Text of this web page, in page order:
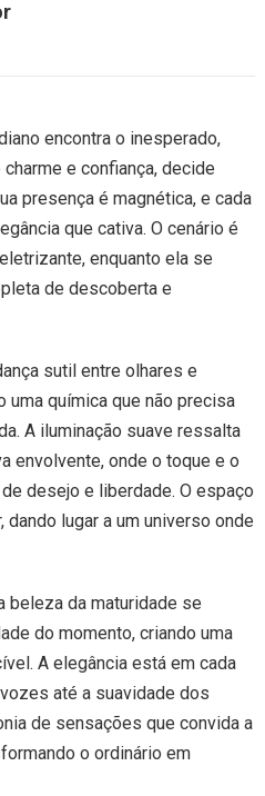
encontra o inesperado,
e confiança, decide
presença é magnética, e cada
que cativa. O cenário é
enquanto ela se
de descoberta e
sutil entre olhares e
química que não precisa
A iluminação suave ressalta
envolvente, onde o toque e o
desejo e liberdade. O espaço
lugar a um universo onde
beleza da maturidade se
do momento, criando uma
A elegância está em cada
até a suavidade dos
de sensações que convida a
o ordinário em